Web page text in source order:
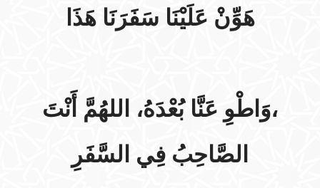
هَوِّنْ عَلَيْنَا سَفَرَنَا هَذَا
،وَاطْوِ عَنَّا بُعْدَهُ، اللهُمَّ أَنْتَ
الصَّاحِبُ فِي السَّفَرِ